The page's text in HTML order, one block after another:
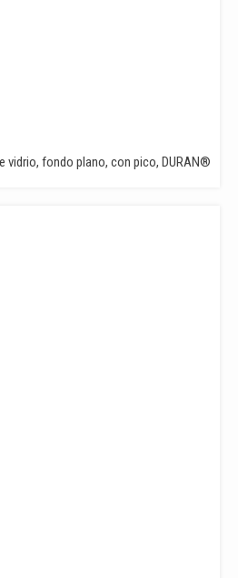
vidrio, fondo plano, con pico, DURAN®